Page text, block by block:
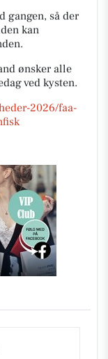
gangen, så der
kan
ønsker alle
ved kysten.
2026/faa-